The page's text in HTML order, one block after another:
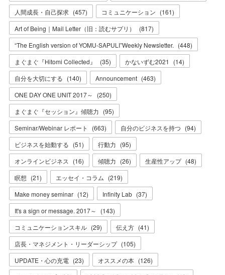
人間成長・自己探求 (457) コミュニケーション (161)
Art of Being｜Mail Letter（旧：読むサプリ）
(817)
“The English version of YOMU-SAPULI”Weekly Newsletter. (448)
まぐまぐ『Hitomi Collected』
(35) かないずむ2021 (14)
自分を大切にする (140) Announcement (463)
ONE DAY ONE UNIT 2017～
(250)
まぐまぐ『セッション』傾聴力 (95)
Seminar/Webinar レポート
(663) 自分のビジネスを持つ (94)
ビジネスを始動する (51) 行動力 (95)
オンラインビジネス
(16) 傾聴力 (26) 生産性アップ (48)
瞑想 (21) エッセイ・コラム (219)
Make money seminar (12) Infinity Lab (37)
It's a sign or message. 2017～
(143)
コミュニケーションスキル (29) 伝え方 (41)
店長・マネジメント・リーダーシップ (105)
UPDATE・心の充電 (23) オススメの本 (126)